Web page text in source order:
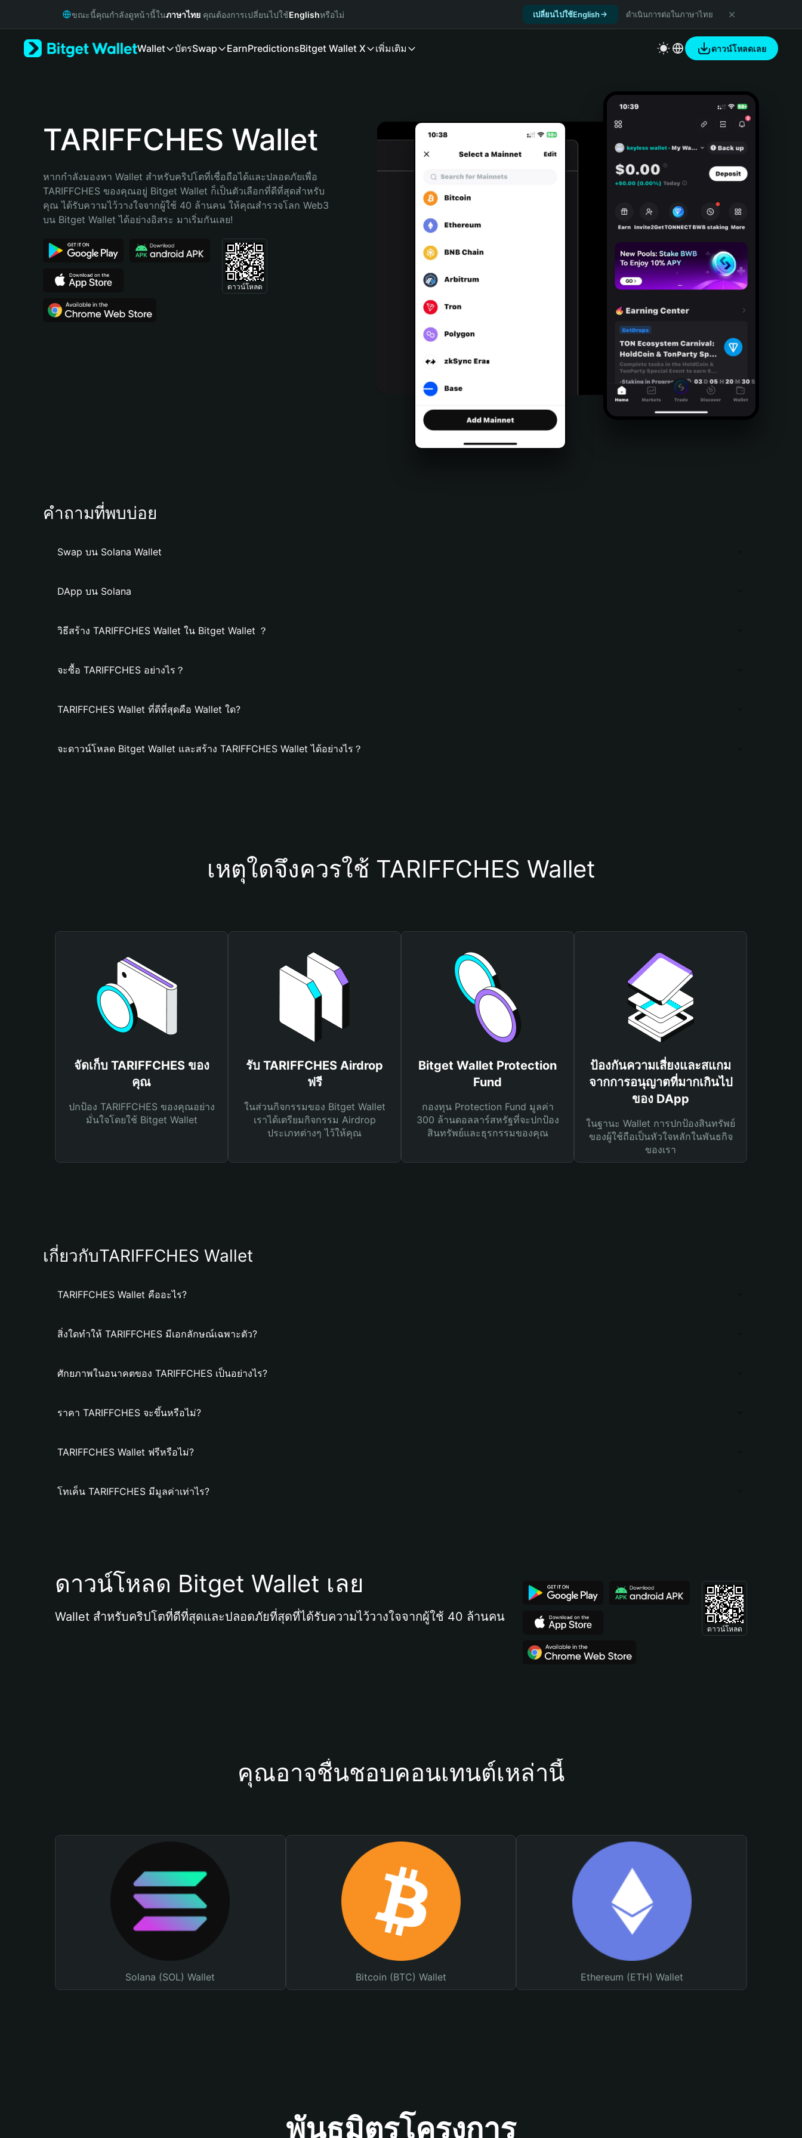
Русский
Bahasa Indonesia
Português (Brasil)
ขณะนี้คุณกำลังดูหน้านี้ในภาษาไทย คุณต้องการเปลี่ยนไปใช้Englishหรือไม่ เปลี่ยนไปใช้English ดำเนินการต่อในภาษาไทย
Wallet บัตรSwap EarnPredictionsBitget Wallet X เพิ่มเติม ดาวน์โหลดเลย
TARIFFCHES Wallet
หากกำลังมองหา Wallet สำหรับคริปโตที่เชื่อถือได้และปลอดภัยเพื่อ
TARIFFCHES ของคุณอยู่ Bitget Wallet ก็เป็นตัวเลือกที่ดีที่สุดสำหรับ
คุณ ได้รับความไว้วางใจจากผู้ใช้ 40 ล้านคน ให้คุณสำรวจโลก Web3
บน Bitget Wallet ได้อย่างอิสระ มาเริ่มกันเลย!
ดาวน์โหลด
คำถามที่พบบ่อย
Swap บน Solana Wallet
DApp บน Solana
วิธีสร้าง TARIFFCHES Wallet ใน Bitget Wallet ？
จะซื้อ TARIFFCHES อย่างไร？
TARIFFCHES Wallet ที่ดีที่สุดคือ Wallet ใด?
จะดาวน์โหลด Bitget Wallet และสร้าง TARIFFCHES Wallet ได้อย่างไร？
เหตุใดจึงควรใช้ TARIFFCHES Wallet
จัดเก็บ TARIFFCHES ของ
คุณ
ปกป้อง TARIFFCHES ของคุณอย่าง
มั่นใจโดยใช้ Bitget Wallet
รับ TARIFFCHES Airdrop
ฟรี
ในส่วนกิจกรรมของ Bitget Wallet
เราได้เตรียมกิจกรรม Airdrop
ประเภทต่างๆ ไว้ให้คุณ
Bitget Wallet Protection
Fund
กองทุน Protection Fund มูลค่า
300 ล้านดอลลาร์สหรัฐที่จะปกป้อง
สินทรัพย์และธุรกรรมของคุณ
ป้องกันความเสี่ยงและสแกม
จากการอนุญาตที่มากเกินไป
ของ DApp
ในฐานะ Wallet การปกป้องสินทรัพย์
ของผู้ใช้ถือเป็นหัวใจหลักในพันธกิจ
ของเรา
เกี่ยวกับTARIFFCHES Wallet
TARIFFCHES Wallet คืออะไร?
สิ่งใดทำให้ TARIFFCHES มีเอกลักษณ์เฉพาะตัว?
ศักยภาพในอนาคตของ TARIFFCHES เป็นอย่างไร?
ราคา TARIFFCHES จะขึ้นหรือไม่?
TARIFFCHES Wallet ฟรีหรือไม่?
โทเค็น TARIFFCHES มีมูลค่าเท่าไร?
ดาวน์โหลด Bitget Wallet เลย
Wallet สำหรับคริปโตที่ดีที่สุดและปลอดภัยที่สุดที่ได้รับความไว้วางใจจากผู้ใช้ 40 ล้านคน
ดาวน์โหลด
คุณอาจชื่นชอบคอนเทนต์เหล่านี้
Solana (SOL) Wallet Bitcoin (BTC) Wallet Ethereum (ETH) Wallet
พันธมิตรโครงการ